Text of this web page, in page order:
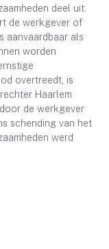
deel uit.
de werkgever of
aanvaardbaar als
worden
overtreedt, is
Haarlem
de werkgever
schending van het
werd